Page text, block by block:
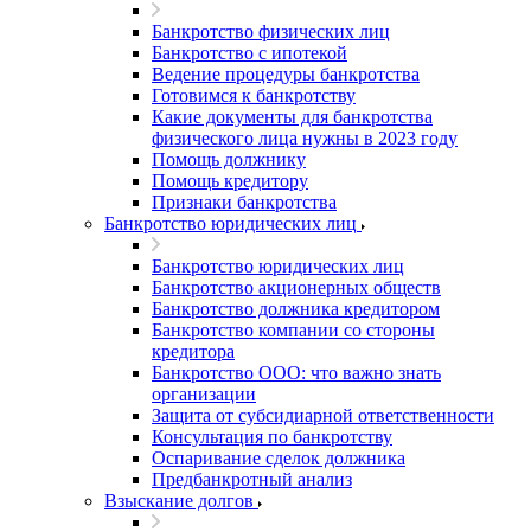
Банкротство физических лиц
Банкротство с ипотекой
Ведение процедуры банкротства
Готовимся к банкротству
Какие документы для банкротства
физического лица нужны в 2023 году
Помощь должнику
Помощь кредитору
Признаки банкротства
Банкротство юридических лиц
Банкротство юридических лиц
Банкротство акционерных обществ
Банкротство должника кредитором
Банкротство компании со стороны
кредитора
Банкротство ООО: что важно знать
организации
Защита от субсидиарной ответственности
Консультация по банкротству
Оспаривание сделок должника
Предбанкротный анализ
Взыскание долгов